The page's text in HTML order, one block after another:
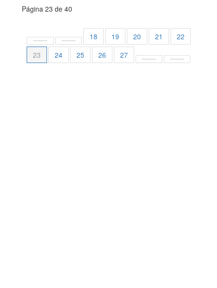
Página 23 de 40
18 19 20 21
22
23
24 25 26 27